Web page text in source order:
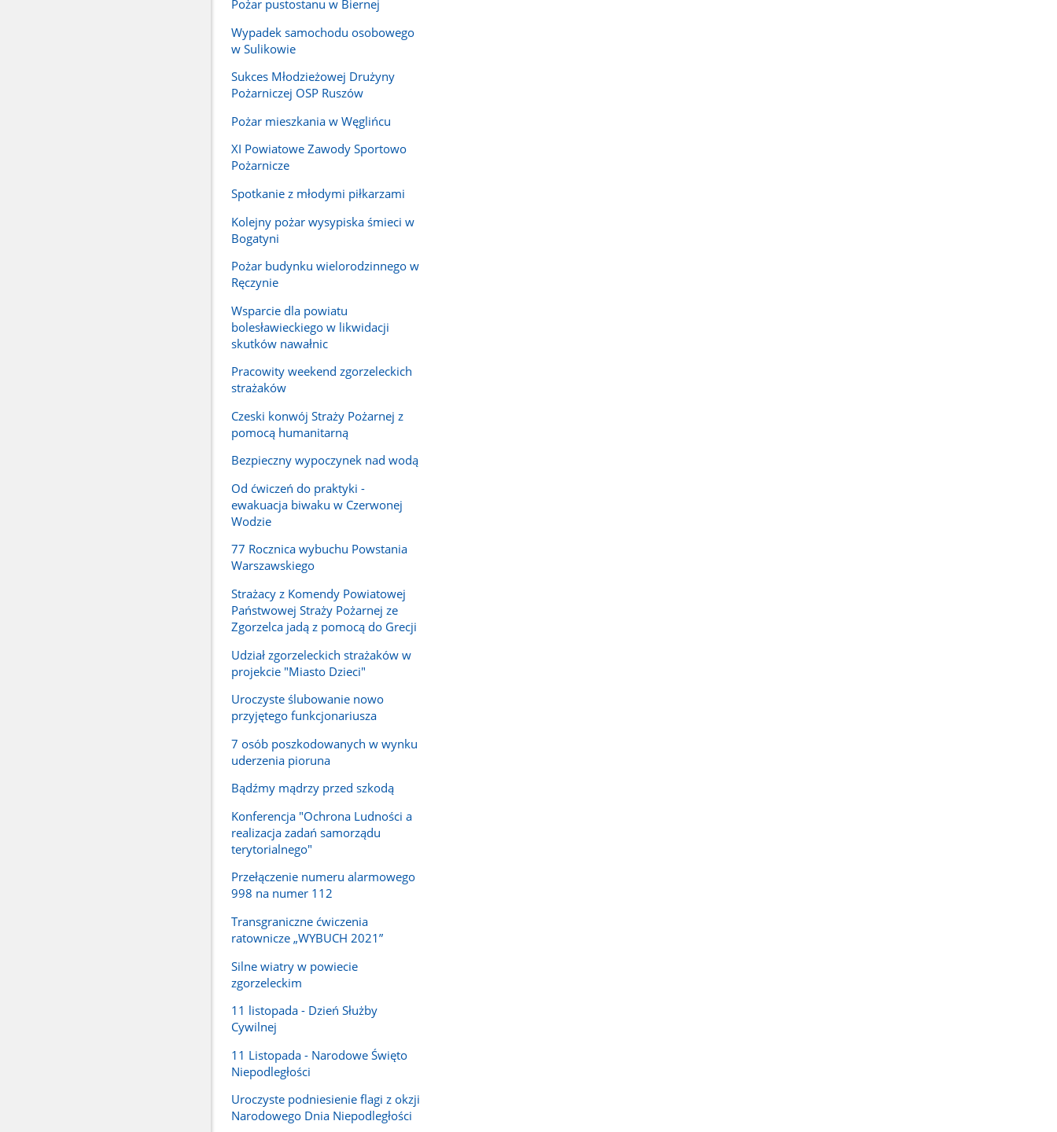
Pożar pustostanu w Biernej
Wypadek samochodu osobowego
w Sulikowie
Sukces Młodzieżowej Drużyny
Pożarniczej OSP Ruszów
Pożar mieszkania w Węglińcu
XI Powiatowe Zawody Sportowo
Pożarnicze
Spotkanie z młodymi piłkarzami
Kolejny pożar wysypiska śmieci w
Bogatyni
Pożar budynku wielorodzinnego w
Ręczynie
Wsparcie dla powiatu
bolesławieckiego w likwidacji
skutków nawałnic
Pracowity weekend zgorzeleckich
strażaków
Czeski konwój Straży Pożarnej z
pomocą humanitarną
Bezpieczny wypoczynek nad wodą
Od ćwiczeń do praktyki -
ewakuacja biwaku w Czerwonej
Wodzie
77 Rocznica wybuchu Powstania
Warszawskiego
Strażacy z Komendy Powiatowej
Państwowej Straży Pożarnej ze
Zgorzelca jadą z pomocą do Grecji
Udział zgorzeleckich strażaków w
projekcie "Miasto Dzieci"
Uroczyste ślubowanie nowo
przyjętego funkcjonariusza
7 osób poszkodowanych w wynku
uderzenia pioruna
Bądźmy mądrzy przed szkodą
Konferencja "Ochrona Ludności a
realizacja zadań samorządu
terytorialnego"
Przełączenie numeru alarmowego
998 na numer 112
Transgraniczne ćwiczenia
ratownicze „WYBUCH 2021”
Silne wiatry w powiecie
zgorzeleckim
11 listopada - Dzień Służby
Cywilnej
11 Listopada - Narodowe Święto
Niepodległości
Uroczyste podniesienie flagi z okzji
Narodowego Dnia Niepodległości